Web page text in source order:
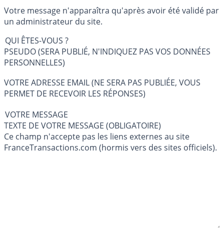
Votre message n'apparaîtra qu'après avoir été validé par
un administrateur du site.
QUI ÊTES-VOUS ?
PSEUDO (SERA PUBLIÉ, N'INDIQUEZ PAS VOS DONNÉES
PERSONNELLES)
VOTRE ADRESSE EMAIL (NE SERA PAS PUBLIÉE, VOUS
PERMET DE RECEVOIR LES RÉPONSES)
VOTRE MESSAGE
TEXTE DE VOTRE MESSAGE (OBLIGATOIRE)
Ce champ n'accepte pas les liens externes au site
FranceTransactions.com (hormis vers des sites officiels).